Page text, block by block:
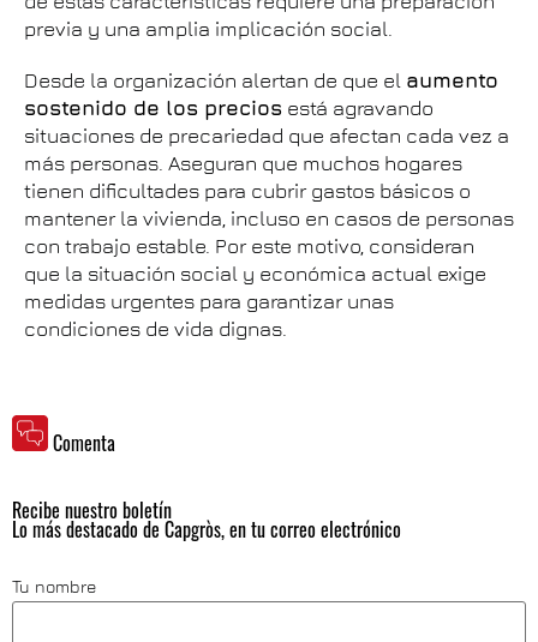
previa y una amplia implicación social.
Desde la organización alertan de que el aumento
sostenido de los precios está agravando
situaciones de precariedad que afectan cada vez a
más personas. Aseguran que muchos hogares
tienen dificultades para cubrir gastos básicos o
mantener la vivienda, incluso en casos de personas
con trabajo estable. Por este motivo, consideran
que la situación social y económica actual exige
medidas urgentes para garantizar unas
condiciones de vida dignas.
Comenta
Recibe nuestro boletín
Lo más destacado de Capgròs, en tu correo electrónico
Tu nombre